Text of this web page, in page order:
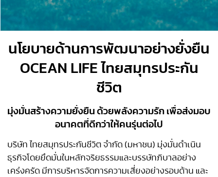
นโยบายด้านการพัฒนาอย่างยั่งยืน
OCEAN LIFE ไทยสมุทรประกัน
ชีวิต
มุ่งมั่นสร้างความยั่งยืน ด้วยพลังความรัก เพื่อส่งมอบ
อนาคตที่ดีกว่าให้คนรุ่นต่อไป
บริษัท ไทยสมุทรประกันชีวิต จำกัด (มหาชน) มุ่งมั่นดำเนิน
ธุรกิจโดยยึดมั่นในหลักจริยธรรมและบรรษัทภิบาลอย่าง
เคร่งครัด มีการบริหารจัดการความเสี่ยงอย่างรอบด้าน และ